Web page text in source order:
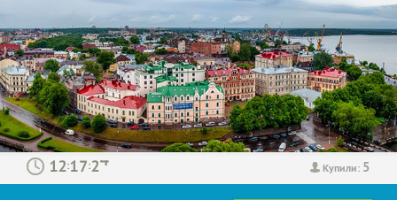
Купили: 5
: :